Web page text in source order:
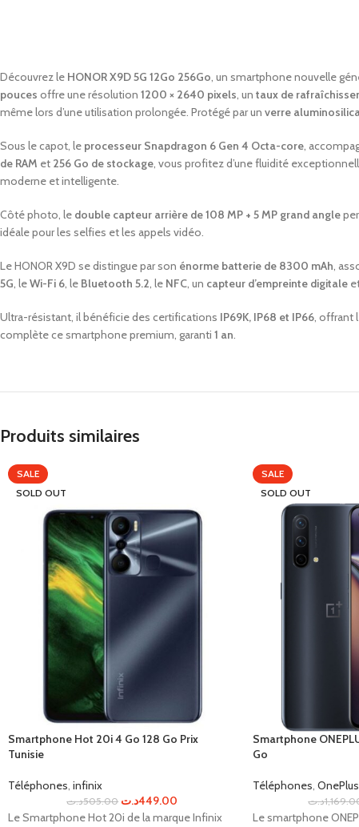
Découvrez le HONOR X9D 5G 12Go 256Go, un smartphone nouvelle
pouces offre une résolution 1200 × 2640 pixels, un taux de
même lors d’une utilisation prolongée. Protégé par un verre
Sous le capot, le processeur Snapdragon 6 Gen 4 Octa-core,
de RAM et 256 Go de stockage, vous profitez d’une fluidité
moderne et intelligente.
Côté photo, le double capteur arrière de 108 MP + 5 MP grand angle
idéale pour les selfies et les appels vidéo.
Le HONOR X9D se distingue par son énorme batterie de 8300 mAh,
5G, leWi-Fi 6, le Bluetooth 5.2, le NFC, un capteur d’empreinte digitale
Ultra-résistant, il bénéficie des certifications IP69K, IP68 et IP66, offrant
complète ce smartphone premium, garanti 1 an.
Produits similaires
SALE
SOLD OUT
Smartphone Hot 20i 4 Go 128 Go Prix
Tunisie
Téléphones infinix
505.00د.ت 449.00د.ت
Le Smartphone Hot 20i de la marque Infinix
SALE
SOLD OUT
Smartphone
Go
Téléphones OnePlus
د.ت
Le smartphone